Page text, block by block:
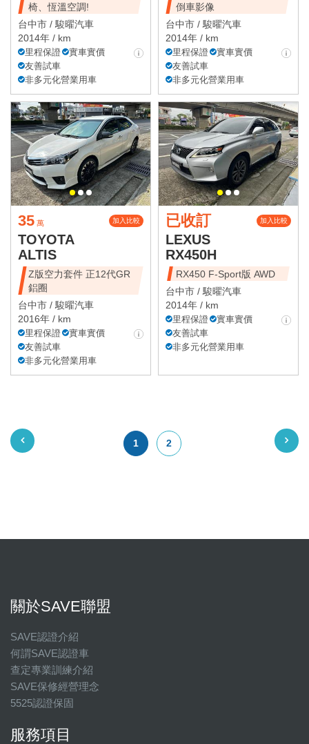
椅、恆溫空調!
台中市 / 駿曜汽車
2014年 / km
里程保證
實車實價
友善試車
非多元化營業用車
倒車影像
台中市 / 駿曜汽車
2014年 / km
里程保證
實車實價
友善試車
非多元化營業用車
35 萬 加入比較
TOYOTA
ALTIS
Z版空力套件 正12代GR
鋁圈
台中市 / 駿曜汽車
2016年 / km
里程保證
實車實價
友善試車
非多元化營業用車
已收訂 加入比較
LEXUS
RX450H
RX450 F-Sport版 AWD
台中市 / 駿曜汽車
2014年 / km
里程保證
實車實價
友善試車
非多元化營業用車
1 2
關於SAVE聯盟
SAVE認證介紹
何謂SAVE認證車
查定專業訓練介紹
SAVE保修經營理念
5525認證保固
服務項目